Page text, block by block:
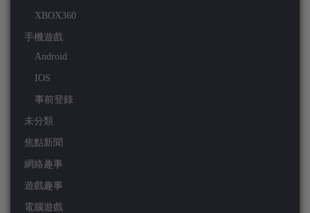
XBOX360
手機遊戲
Android
IOS
事前登錄
未分類
焦點新聞
網絡趣事
遊戲趣事
電腦遊戲